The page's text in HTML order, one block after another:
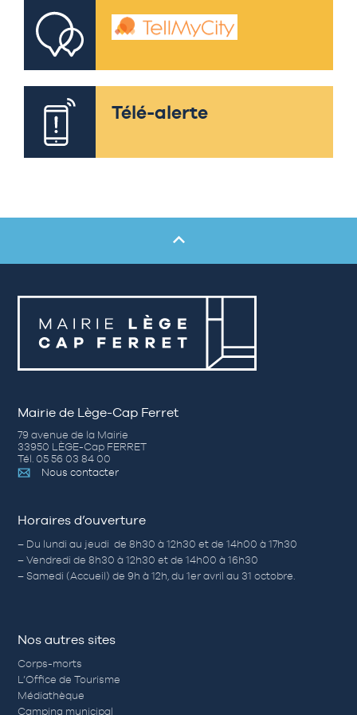
Télé-alerte
Mairie de Lège-Cap Ferret
79 avenue de la Mairie
33950 LÈGE-Cap FERRET
Tél. 05 56 03 84 00
Nous contacter
Horaires d’ouverture
– Du lundi au jeudi de 8h30 à 12h30 et de 14h00 à 17h30
– Vendredi de 8h30 à 12h30 et de 14h00 à 16h30
– Samedi (Accueil) de 9h à 12h, du 1er avril au 31 octobre.
Nos autres sites
Corps-morts
L’Office de Tourisme
Médiathèque
Camping municipal